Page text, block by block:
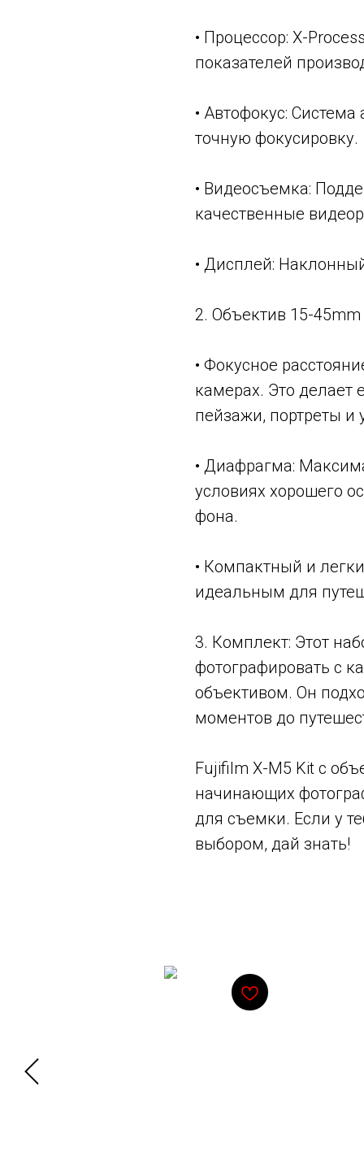
• Процессор: X-
показателей
• Автофокус:
точную фокусировку.
• Видеосъемка:
качественные
• Дисплей:
2. Объектив 15-45mm
• Фокусное
камерах. Это
пейзажи, портреты
• Диафрагма:
условиях хорошего
фона.
• Компактный и
идеальным для
3. Комплект: Этот
фотографировать с
объективом. Он
моментов до
Fujifilm X-M5 Kit с
начинающих
для съемки. Если у
выбором, дай знать!